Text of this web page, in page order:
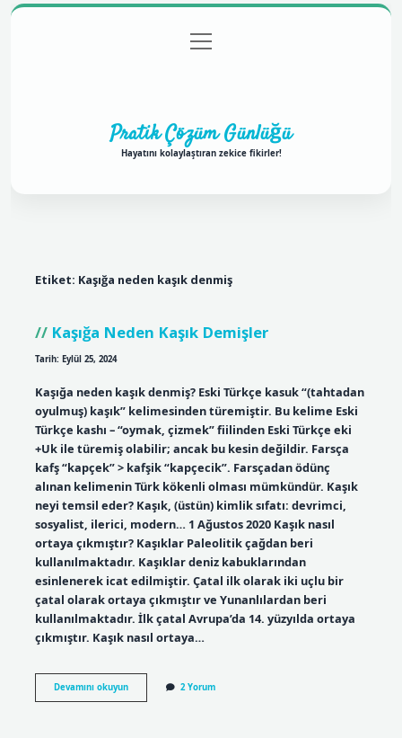
Gizlilik Politikası
menüyü
aç
Pratik Çözüm Günlüğü
Hayatını kolaylaştıran zekice fikirler!
Etiket: Kaşığa neden kaşık denmiş
Kaşığa Neden Kaşık Demişler
Tarih: Eylül 25, 2024
Kaşığa neden kaşık denmiş? Eski Türkçe kasuk “(tahtadan
oyulmuş) kaşık” kelimesinden türemiştir. Bu kelime Eski
Türkçe kashı – “oymak, çizmek” fiilinden Eski Türkçe eki
+Uk ile türemiş olabilir; ancak bu kesin değildir. Farsça
kafş “kapçek” > kafşik “kapçecik”. Farsçadan ödünç
alınan kelimenin Türk kökenli olması mümkündür. Kaşık
neyi temsil eder? Kaşık, (üstün) kimlik sıfatı: devrimci,
sosyalist, ilerici, modern… 1 Ağustos 2020 Kaşık nasıl
ortaya çıkmıştır? Kaşıklar Paleolitik çağdan beri
kullanılmaktadır. Kaşıklar deniz kabuklarından
esinlenerek icat edilmiştir. Çatal ilk olarak iki uçlu bir
çatal olarak ortaya çıkmıştır ve Yunanlılardan beri
kullanılmaktadır. İlk çatal Avrupa’da 14. yüzyılda ortaya
çıkmıştır. Kaşık nasıl ortaya…
Devamını okuyunKaşığa
Neden
2 Yorum